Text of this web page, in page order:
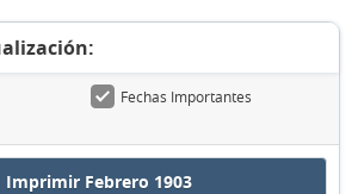
Fechas Importantes
Imprimir Febrero 1903